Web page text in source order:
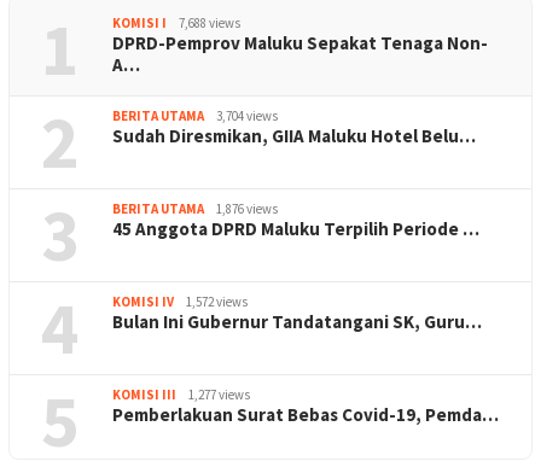
1 KOMISI I 7,688 views
DPRD-Pemprov Maluku Sepakat Tenaga Non-
A…
2 BERITA UTAMA 3,704 views
Sudah Diresmikan, GIIA Maluku Hotel Belu…
3 BERITA UTAMA 1,876 views
45 Anggota DPRD Maluku Terpilih Periode …
4 KOMISI IV 1,572 views
Bulan Ini Gubernur Tandatangani SK, Guru…
5 KOMISI III 1,277 views
Pemberlakuan Surat Bebas Covid-19, Pemda…